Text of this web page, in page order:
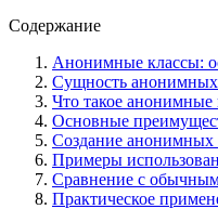
Содержание
Анонимные классы:
Сущность анонимных
Что такое анонимные
Основные
Создание анонимных
Примеры
Сравнение с
Практическое